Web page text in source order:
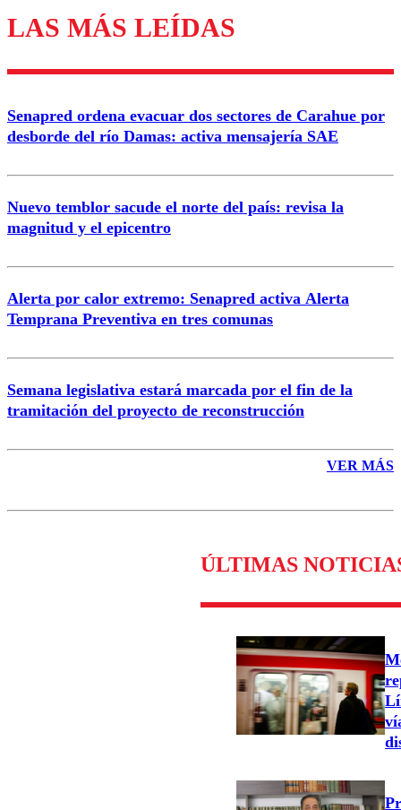
Los comentarios son moderados para garantizar un
diálogo respetuoso.
Nombre
Correo
LAS MÁS LEÍDAS
Senapred ordena evacuar dos sectores de Carahue por
desborde del río Damas: activa mensajería SAE
Nuevo temblor sacude el norte del país: revisa la
magnitud y el epicentro
Alerta por calor extremo: Senapred activa Alerta
Temprana Preventiva en tres comunas
Semana legislativa estará marcada por el fin de la
tramitación del proyecto de reconstrucción
VER MÁS
ÚLTIMAS